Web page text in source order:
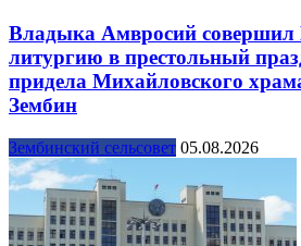
Владыка Амвросий совершил
литургию в престольный
придела Михайловского
Зембин
Зембинский сельсовет 05.08.2026